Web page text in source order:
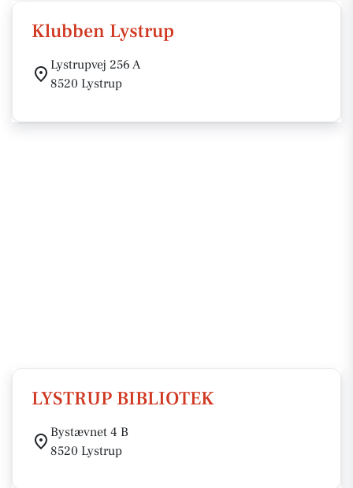
Klubben Lystrup
Lystrupvej 256 A
8520 Lystrup
LYSTRUP BIBLIOTEK
Bystævnet 4 B
8520 Lystrup